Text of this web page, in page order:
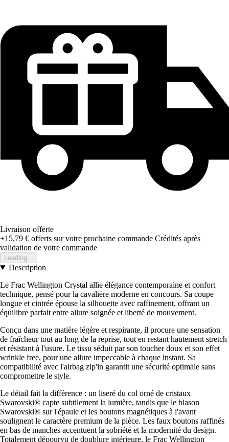
Livraison offerte
+15,79 € offerts sur votre prochaine commande Crédités après
validation de votre commande
Loading...
Description
Le Frac Wellington Crystal allie élégance contemporaine et confort
technique, pensé pour la cavalière moderne en concours. Sa coupe
longue et cintrée épouse la silhouette avec raffinement, offrant un
équilibre parfait entre allure soignée et liberté de mouvement.
Conçu dans une matière légère et respirante, il procure une sensation
de fraîcheur tout au long de la reprise, tout en restant hautement stretch
et résistant à l'usure. Le tissu séduit par son toucher doux et son effet
wrinkle free, pour une allure impeccable à chaque instant. Sa
compatibilité avec l'airbag zip'in garantit une sécurité optimale sans
compromettre le style.
Le détail fait la différence : un liseré du col orné de cristaux
Swarovski® capte subtilement la lumière, tandis que le blason
Swarovski® sur l'épaule et les boutons magnétiques à l'avant
soulignent le caractère premium de la pièce. Les faux boutons raffinés
en bas de manches accentuent la sobriété et la modernité du design.
Totalement dépourvu de doublure intérieure, le Frac Wellington